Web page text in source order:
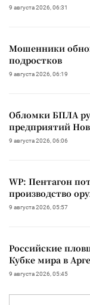
9 августа 2026, 06:31
Мошенники
подростков
9 августа 2026, 06:19
Обломки БПЛА
предприятий
9 августа 2026, 06:06
WP: Пентагон
производство
9 августа 2026, 05:57
Российские
Кубке мира в
9 августа 2026, 05:45